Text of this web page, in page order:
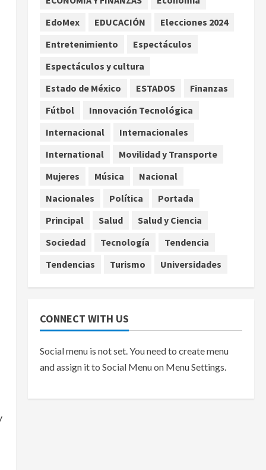
cocaína
agosto 8, 2026
4
Estados Unidos reanuda
aguacate desde México
agosto 8, 2026
dólares y un Rolex al equipo
de Junior H en el AICM
EdoMex
EDUCACIÓN
Elecciones 2024
Entretenimiento
Espectáculos
Espectáculos y cultura
Estado de México
ESTADOS
Finanzas
Fútbol
Innovación Tecnológica
Internacional
Internacionales
International
Movilidad y Transporte
Mujeres
Música
Nacional
Nacionales
Política
Portada
Principal
Salud
Salud y Ciencia
Sociedad
Tecnología
Tendencia
Tendencias
Turismo Universidades
CONNECT WITH US
Social menu is not set. You need to create menu
and assign it to Social Menu on Menu Settings.